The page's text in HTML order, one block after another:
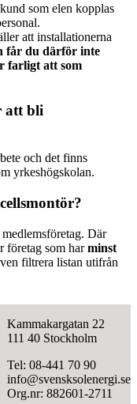
som elen kopplas
att installationerna
får du därför inte
farligt att som
att bli
och det finns
yrkeshögskolan.
Där
företag som harminst
filtrera listan utifrån
Kammakargatan 22
111 40 Stockholm
Tel: 08-441 70 90
info@svensksolenergi.se
Org.nr: 882601-2711